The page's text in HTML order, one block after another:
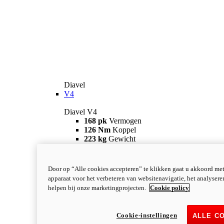
Diavel
V4
Diavel V4
168 pk Vermogen
126 Nm Koppel
223 kg Gewicht
newV4 RS
Diavel V4 RS
182 pkVERMOGEN
i
Door op “Alle cookies accepteren” te klikken gaat u akkoord
apparaat voor het verbeteren van websitenavigatie, het
helpen bij onze marketingprojecten.
Cookie policy
ALLE
Cookie-instellingen